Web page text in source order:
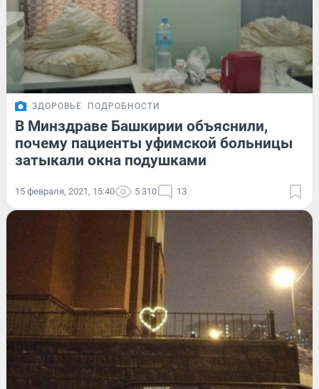
ЗДОРОВЬЕ ПОДРОБНОСТИ
В Минздраве Башкирии объяснили,
почему пациенты уфимской больницы
затыкали окна подушками
15 февраля, 2021, 15:40 5 310 13